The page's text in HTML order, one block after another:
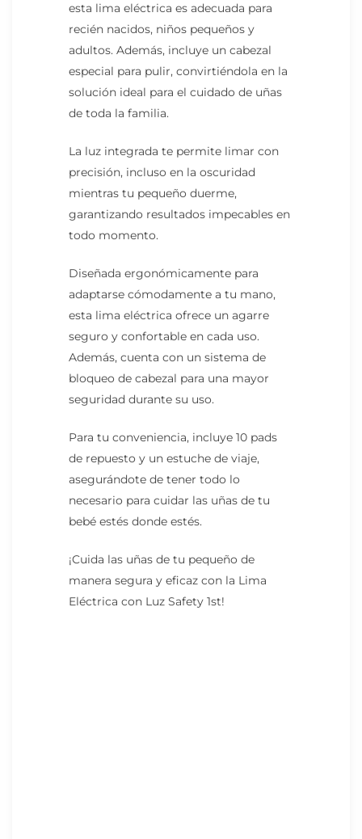
esta lima eléctrica es adecuada para
recién nacidos, niños pequeños y
adultos. Además, incluye un cabezal
especial para pulir, convirtiéndola en la
solución ideal para el cuidado de uñas
de toda la familia.
La luz integrada te permite limar con
precisión, incluso en la oscuridad
mientras tu pequeño duerme,
garantizando resultados impecables en
todo momento.
Diseñada ergonómicamente para
adaptarse cómodamente a tu mano,
esta lima eléctrica ofrece un agarre
seguro y confortable en cada uso.
Además, cuenta con un sistema de
bloqueo de cabezal para una mayor
seguridad durante su uso.
Para tu conveniencia, incluye 10 pads
de repuesto y un estuche de viaje,
asegurándote de tener todo lo
necesario para cuidar las uñas de tu
bebé estés donde estés.
¡Cuida las uñas de tu pequeño de
manera segura y eficaz con la Lima
Eléctrica con Luz Safety 1st!